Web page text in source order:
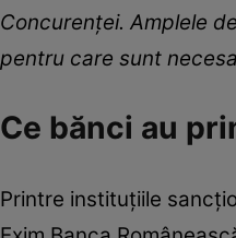
Concurenței. Amplele
pentru care sunt
Ce bănci au
Printre instituțiile